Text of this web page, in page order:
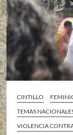
CINTILLO
TEMAS
VIOLENCIA